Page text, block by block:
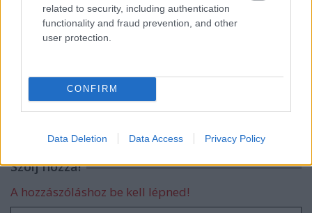
related to security, including authentication
functionality and fraud prevention, and other
user protection.
CONFIRM
Data Deletion Data Access Privacy Policy
Édesnyám emlékére
Szólj hozzá!
A hozzászóláshoz be kell lépned!